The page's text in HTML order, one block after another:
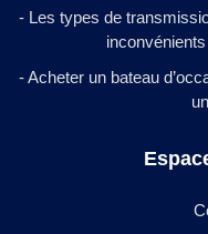
- Les types de
- Acheter un bateau